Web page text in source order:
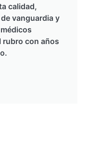
calidad,
vanguardia y
rubro con años